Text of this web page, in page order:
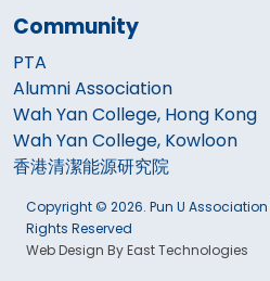
Community
PTA
Alumni Association
Wah Yan College, Hong Kong
Wah Yan College, Kowloon
香港清潔能源研究院
Copyright © 2026. Pun U
Rights Reserved
Web Design By East Technologies